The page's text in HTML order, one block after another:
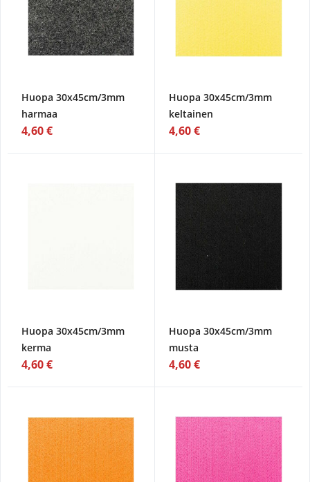
Huopa 30x45cm/3mm
harmaa
4,60 €
Huopa 30x45cm/3mm
keltainen
4,60 €
Huopa 30x45cm/3mm
kerma
4,60 €
Huopa 30x45cm/3mm
musta
4,60 €